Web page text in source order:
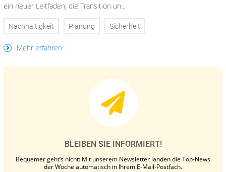
ein neuer Leitfaden, die Transition un...
Nachhaltigkeit Planung Sicherheit
Mehr erfahren
BLEIBEN SIE INFORMIERT!
Bequemer geht’s nicht: Mit unserem Newsletter landen die Top-News
der Woche automatisch in Ihrem E-Mail-Postfach.